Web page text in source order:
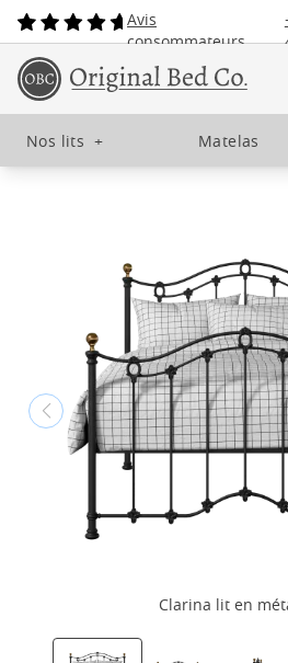
Avis
consommateurs
Nos lits + Matelas
Clarina lit en